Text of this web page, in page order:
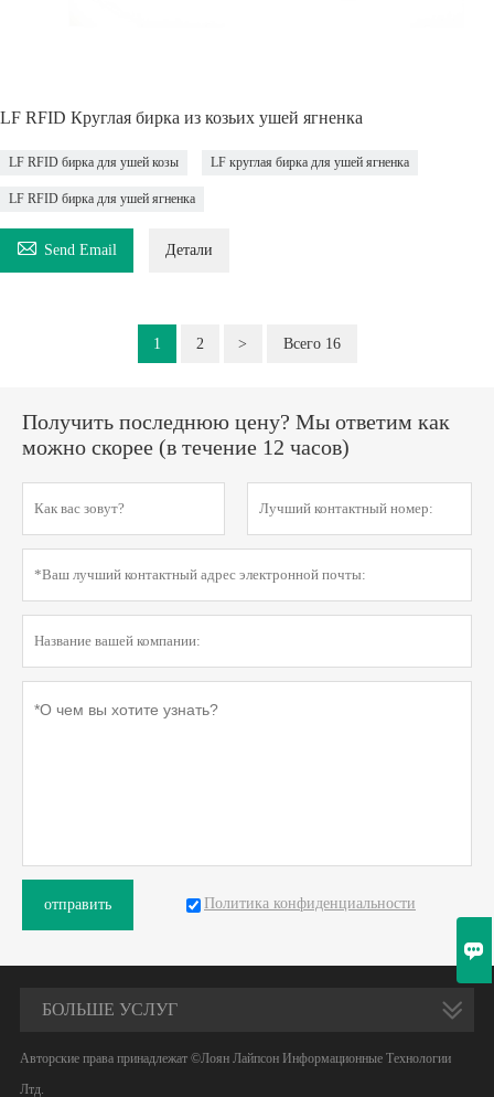
LF RFID Круглая бирка из козьих ушей ягненка
LF RFID бирка для ушей козы LF круглая бирка для ушей ягненка
LF RFID бирка для ушей ягненка
 Send Email Детали
1 2 > Всего 16
Получить последнюю цену? Мы ответим как
можно скорее (в течение 12 часов)
отправить Политика конфиденциальности
БОЛЬШЕ УСЛУГ
Авторские права принадлежат ©Лоян Лайпсон Информационные Технологии
Лтд.
